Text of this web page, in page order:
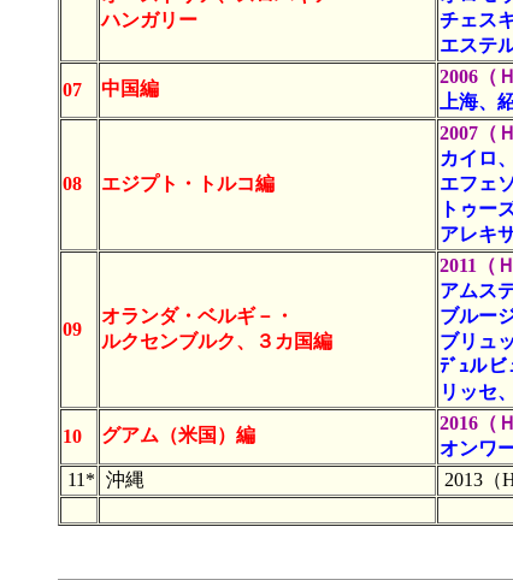
ハンガリー
チェス
エステ
07 中国編
2006（
上海、
08 エジプト・トルコ編
2007（
カイロ
エフェ
トゥー
アレキ
09
オランダ・ベルギ－・
ルクセンブルク、３カ国編
2011（
アムス
ブルー
ブリュ
ﾃﾞｭル
リッセ
10 グアム（米国）編
2016（
オンワ
11* 沖縄 2013（